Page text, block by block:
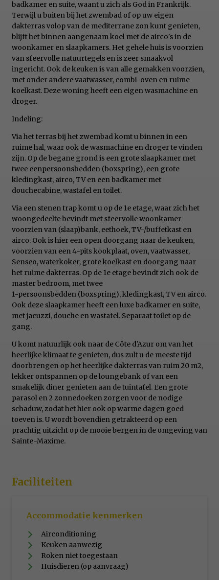
badkamer en suite, waant u zich als God in Frankrijk.
Terwijl u buiten bij het zwembad of op uw eigen
dakterras volop van de mediterrane zon kunt genieten,
blijft het binnen aangenaam koel met de airco's in de
woonkamer en slaapkamers. Het gehele huis is voorzien
van sfeervolle natuurtegels en is zeer smaakvol
ingericht. Ook de keuken is van alle gemakken voorzien,
met onder andere vaatwasser, combi-oven en ruime
koelkast. Deze woning heeft een eigen wasmachine en
droger.
Indeling:
Via het terras bij het zwembad komt u binnen in een
ruime hal, waar ook de wasmachine en droger te vinden
zijn. Op de begane grond is een grote slaapkamer met
twee eenpersoonsbedden (boxspring), een grote
kledingkast, airco, TV en een badkamer met
douchecabine, wastafel en toilet.
Via een stenen trap komt u op de 1e etage, waar zich het
woongedeelte bevindt met sfeervolle woonkamer
voorzien van (slaap)bank, eethoek, TV-/buffetkast en
airco. Ook is hier een open doorgang naar de keuken,
voorzien van een 4-pits kookplaat, oven, vaatwasser,
Senseo, waterkoker, grote koelkast en doorgang naar
het ruime dakterras. Op de 1e etage bevindt zich ook de
master bedroom, met twee
1-persoonsbedden (boxspring), kledingkast, TV en airco.
Ook deze slaapkamer heeft een luxe badkamer en suite,
met jacuzzi, douche en wastafel. Separaat toilet op de
gang.
U komt natuurlijk ook naar de Côte d'Azur om van het
heerlijke klimaat te genieten, dus zult u de meeste tijd
doorbrengen op het heerlijke dakterras van ruim 20 m2,
lekker ontspannen op de loungebank of van een
smakelijk diner genieten aan de tuintafel. Een grote
parasol en 2 zonnedoeken zorgen voor de nodige
schaduw, zodat het hier ook op warme dagen goed
toeven is. U wordt bovendien getrakteerd op een
prachtig uitzicht op de mooie bergen in de omgeving van
Sainte-Maxime.
Faciliteiten
Accommodatie kenmerken
Airconditioning
Keuken aanwezig
Roken niet toegestaan
Huisdieren (op aanvraag)